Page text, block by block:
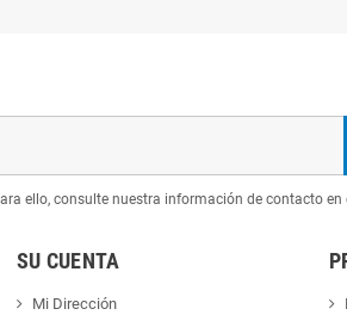
ello, consulte nuestra información de contacto en
SU CUENTA
Mi Dirección